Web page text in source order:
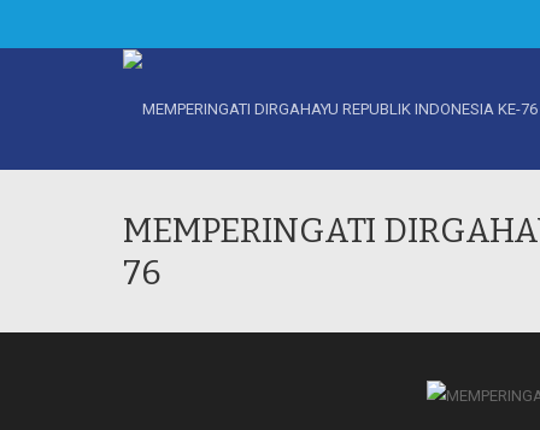
MEMPERINGATI
76